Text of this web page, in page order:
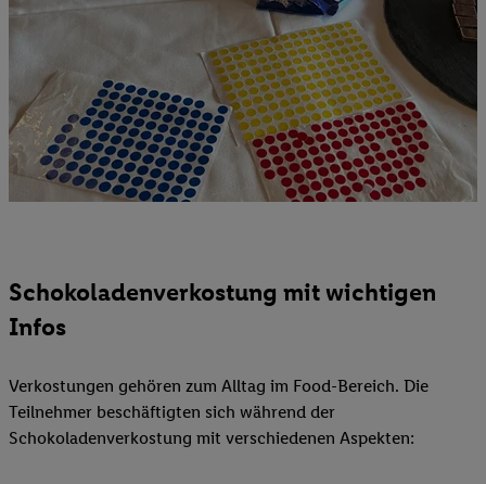
Schokoladenverkostung mit wichtigen
Infos
Verkostungen gehören zum Alltag im Food-Bereich. Die
Teilnehmer beschäftigten sich während der
Schokoladenverkostung mit verschiedenen Aspekten: